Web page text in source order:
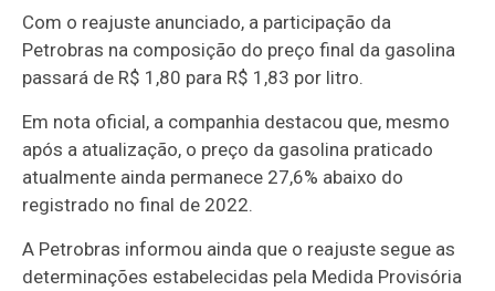
Com o reajuste anunciado, a participação da
Petrobras na composição do preço final da gasolina
passará de R$ 1,80 para R$ 1,83 por litro.
Em nota oficial, a companhia destacou que, mesmo
após a atualização, o preço da gasolina praticado
atualmente ainda permanece 27,6% abaixo do
registrado no final de 2022.
A Petrobras informou ainda que o reajuste segue as
determinações estabelecidas pela Medida Provisória